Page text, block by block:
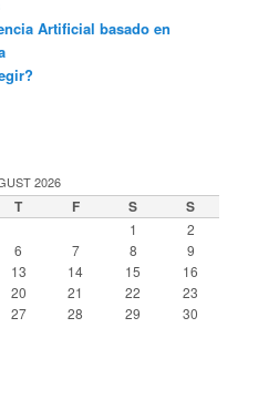
Artificial basado en
2026
T F S S
1
2
6 7 8
9
13 14 15
16
20 21 22
23
27 28 29
30